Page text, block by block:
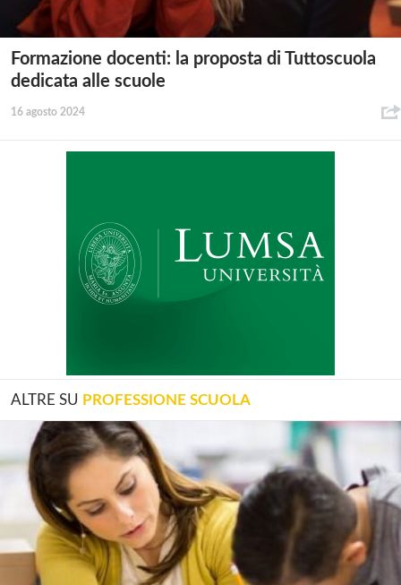
Formazione docenti: la proposta di Tuttoscuola
dedicata alle scuole
16 agosto 2024
ALTRE SU PROFESSIONE SCUOLA